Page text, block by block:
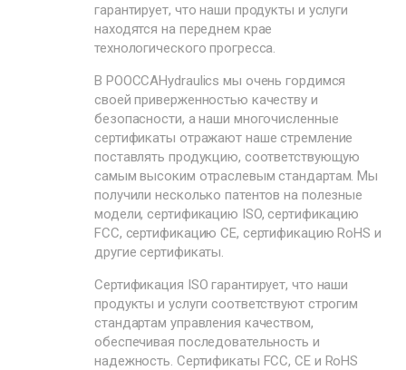
гарантирует, что наши продукты и услуги
находятся на переднем крае
технологического прогресса.
В POOCCAHydraulics мы очень гордимся
своей приверженностью качеству и
безопасности, а наши многочисленные
сертификаты отражают наше стремление
поставлять продукцию, соответствующую
самым высоким отраслевым стандартам. Мы
получили несколько патентов на полезные
модели, сертификацию ISO, сертификацию
FCC, сертификацию CE, сертификацию RoHS и
другие сертификаты.
Сертификация ISO гарантирует, что наши
продукты и услуги соответствуют строгим
стандартам управления качеством,
обеспечивая последовательность и
надежность. Сертификаты FCC, CE и RoHS